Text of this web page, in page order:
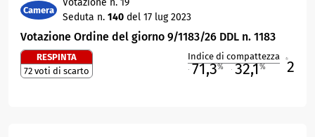
Camera
Votazione n. 19
Seduta n. 140 del 17 lug 2023
Votazione Ordine del giorno 9/1183/26 DDL n. 1183
RESPINTA
72 voti di scarto
Indice di compattezza
71,3% 32,1% 2